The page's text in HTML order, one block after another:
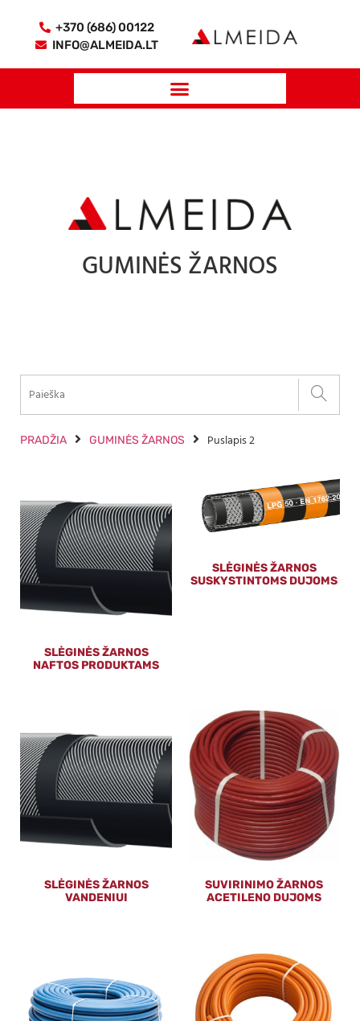
+370 (686) 00122
INFO@ALMEIDA.LT
GUMINĖS ŽARNOS
PRADŽIA GUMINĖS ŽARNOS Puslapis 2
SLĖGINĖS ŽARNOS
NAFTOS PRODUKTAMS
SLĖGINĖS ŽARNOS
SUSKYSTINTOMS DUJOMS
SLĖGINĖS ŽARNOS
VANDENIUI
SUVIRINIMO ŽARNOS
ACETILENO DUJOMS